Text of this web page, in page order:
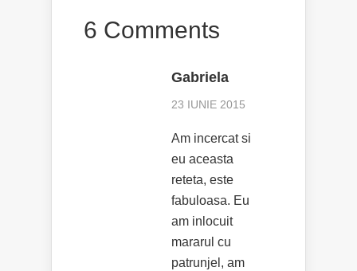
6 Comments
Gabriela
23 IUNIE 2015
Am incercat si
eu aceasta
reteta, este
fabuloasa. Eu
am inlocuit
mararul cu
patrunjel, am